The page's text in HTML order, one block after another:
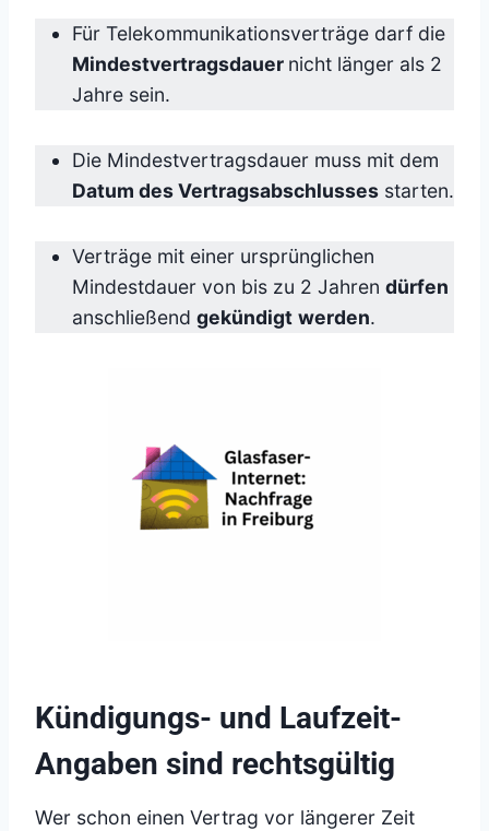
Für Telekommunikationsverträge darf die
Mindestvertragsdauer nicht länger als 2
Jahre sein.
Die Mindestvertragsdauer muss mit dem
Datum des Vertragsabschlusses starten.
Verträge mit einer ursprünglichen
Mindestdauer von bis zu 2 Jahren dürfen
anschließend gekündigt werden.
Kündigungs- und Laufzeit-
Angaben sind rechtsgültig
Wer schon einen Vertrag vor längerer Zeit